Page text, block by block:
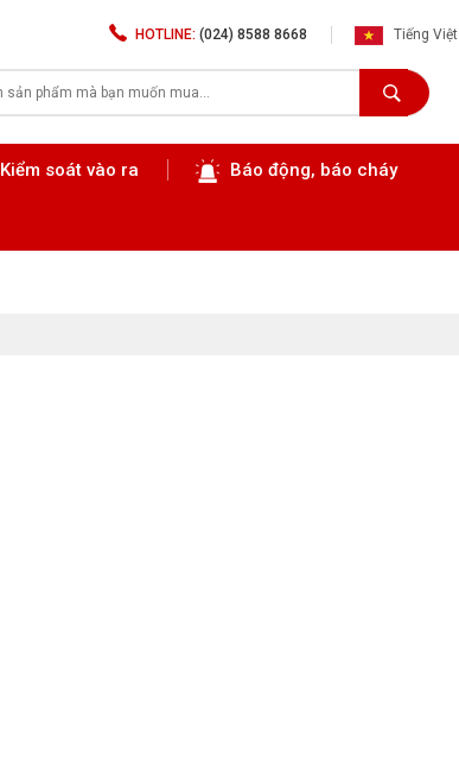
HOTLINE: (024) 8588 8668 Tiếng Việt
Kiểm soát vào ra Báo động, báo cháy